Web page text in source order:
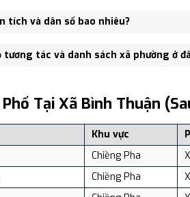
Xã Bình Thuận đặt tại Bản Kiến Xương,
tích và dân số bao nhiêu?
121.78 km², Dân số: 17,128 người, Mật
tác và danh sách xã phường ở
Việt Nam.Tại Xã Bình Thuận
Khu vực
Chiềng Pha
Chiềng Pha